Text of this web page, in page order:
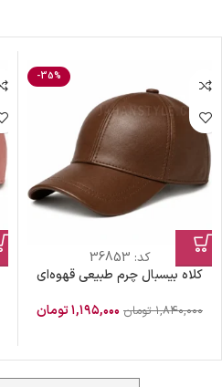
-35%
کد: 36853
کلاه بیسبال چرم طبیعی قهوه‌ای
۱,۸۴۰,۰۰۰ تومان ۱,۱۹۵,۰۰۰تومان